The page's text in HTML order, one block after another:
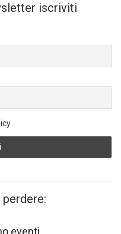
iscriviti
perdere:
eventi